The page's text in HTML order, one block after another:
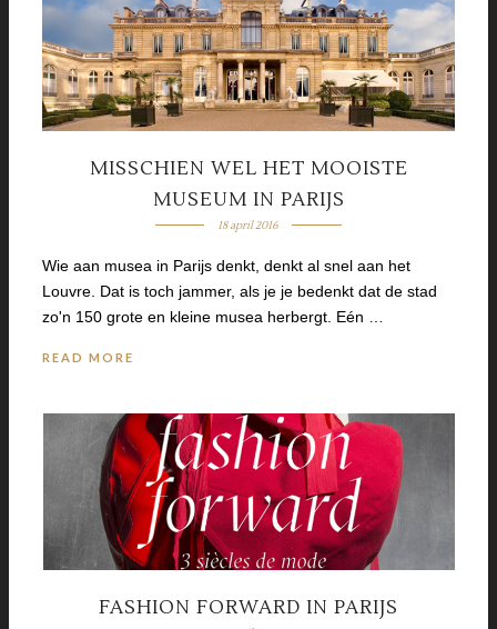
MISSCHIEN WEL HET MOOISTE
MUSEUM IN PARIJS
18 april 2016
Wie aan musea in Parijs denkt, denkt al snel aan het
Louvre. Dat is toch jammer, als je je bedenkt dat de stad
zo'n 150 grote en kleine musea herbergt. Eén …
READ MORE
FASHION FORWARD IN PARIJS